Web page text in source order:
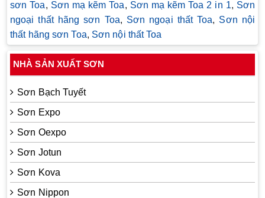
sơn Toa, Sơn mạ kẽm Toa, Sơn mạ kẽm Toa 2 in 1, Sơn
ngoại thất hãng sơn Toa, Sơn ngoại thất Toa, Sơn nội
thất hãng sơn Toa, Sơn nội thất Toa
NHÀ SẢN XUẤT SƠN
Sơn Bạch Tuyết
Sơn Expo
Sơn Oexpo
Sơn Jotun
Sơn Kova
Sơn Nippon